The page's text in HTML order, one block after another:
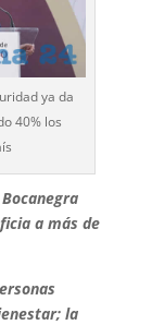
ya da
40% los
a más de
la